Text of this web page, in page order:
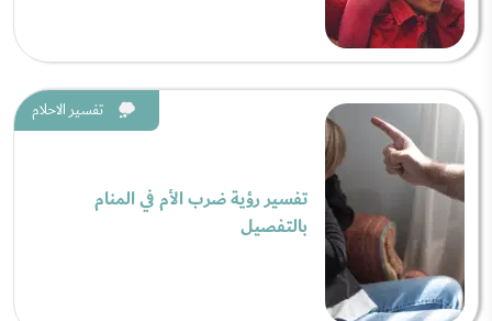
تفسير الاحلام
تفسير رؤية ضرب الأم في المنام
بالتفصيل